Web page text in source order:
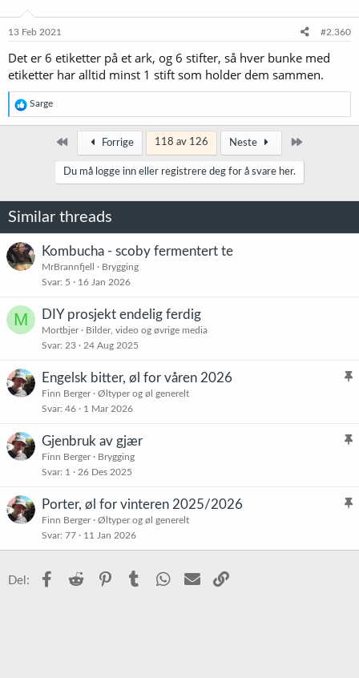
13 Feb 2021 #2.360
Det er 6 etiketter på et ark, og 6 stifter, så hver bunke med
etiketter har alltid minst 1 stift som holder dem sammen.
R
e
a
r
Sarge
Først Forrige 118 av 126 Neste
Du må logge inn eller registrere deg for å svare her.
Similar threads
Kombucha - scoby fermentert te
MrBrannfjell
Brygging
Svar 5 16 Jan 2026
M DIY prosjekt endelig ferdig
Mortbjer
Bilder, video og øvrige media
Svar 23 24 Aug 2025
K
t
Engelsk bitter, øl for våren 2026
Finn Berger
Øltyper og øl generelt
Svar 46 1 Mar 2026
K
t
Gjenbruk av gjær
Finn Berger
Brygging
Svar 1 26 Des 2025
K
s
Porter, øl for vinteren 2025/2026
Finn Berger
Øltyper og øl generelt
Svar 77 11 Jan 2026
Del: Facebook
Reddit PinterestTumblr WhatsApp
E-post